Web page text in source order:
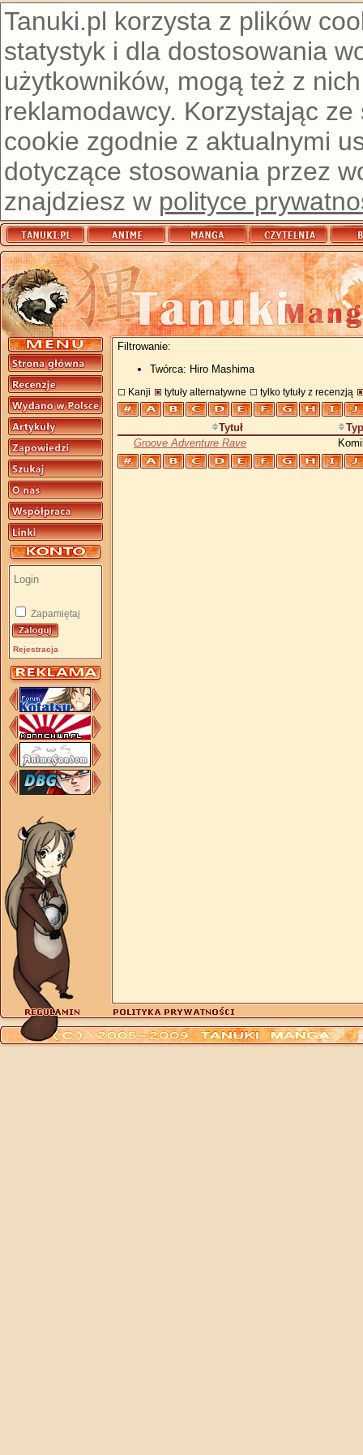
Tanuki.pl korzysta z plików
statystyk i dla dostosowania
użytkowników, mogą też z
reklamodawcy. Korzystając
cookie zgodnie z aktualnymi
dotyczące stosowania przez
znajdziesz w polityce
Zapamiętaj
Rejestracja
Filtrowanie:
Twórca: Hiro Mashima
Kanji tytuły alternatywne tylko tytuły z recenzją
Tytuł
Typ
Groove Adventure Rave